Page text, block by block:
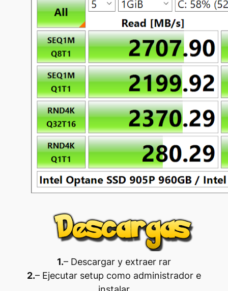
1.– Descargar y extraer rar
2.– Ejecutar setup como administrador e